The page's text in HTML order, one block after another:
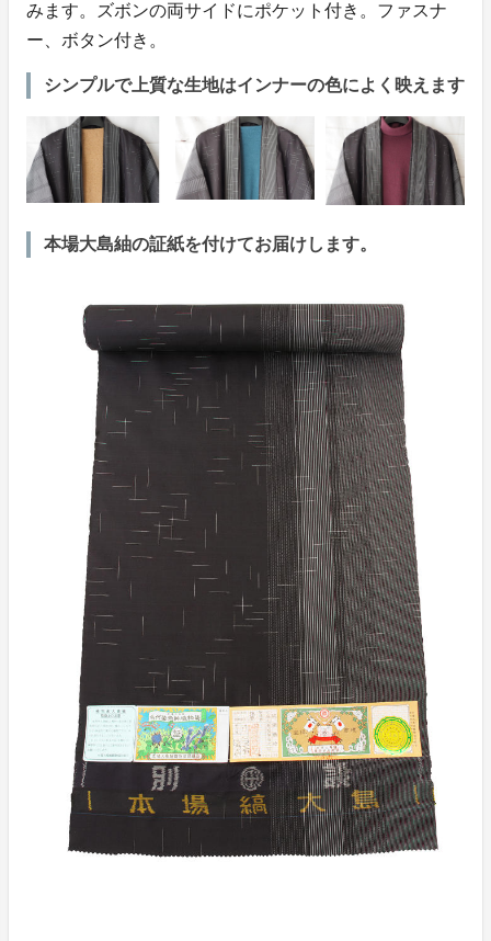
みます。ズボンの両サイドにポケット付き。ファスナ
ー、ボタン付き。
シンプルで上質な生地はインナーの色によく映えます
本場大島紬の証紙を付けてお届けします。